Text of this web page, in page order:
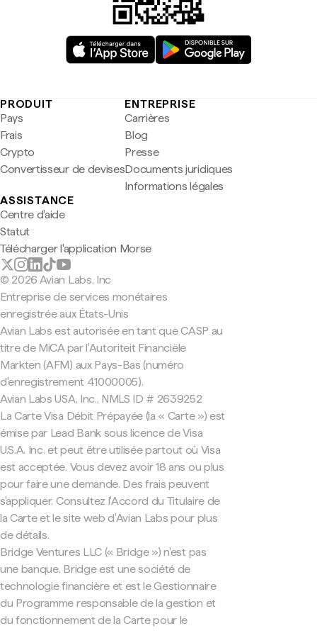
PRODUIT
Pays
Frais
Crypto
Convertisseur de devises
ENTREPRISE
Carrières
Blog
Presse
Documents juridiques
Informations légales
ASSISTANCE
Centre d'aide
Statut
Télécharger l'application Morse
© 2026 Avian Labs, Inc
Entreprise de services monétaires
enregistrée aux États-Unis
Avian Labs est autorisée en tant que CASP au
titre de MiCA par l'Autoriteit Financiële
Markten (AFM) aux Pays-Bas (numéro
d'enregistrement 41000005).
Avian Labs USA, Inc., NMLS ID # 2639252
La Carte Visa Débit Prépayée (la « Carte ») est
émise par Lead Bank sous licence de Visa
U.S.A. Inc. et peut être utilisée partout où Visa
est acceptée. Vous devez avoir 18 ans ou plus
pour faire une demande. Des frais peuvent
s'appliquer. Consultez l'Accord du Titulaire de
la Carte et le site web d'Avian Labs pour plus
de détails.
Bridge Ventures LLC (« Bridge ») n'est pas
une banque. Bridge est une société de
technologie financière et est le Gestionnaire
du Programme responsable de la gestion et
du fonctionnement de la Carte pour le